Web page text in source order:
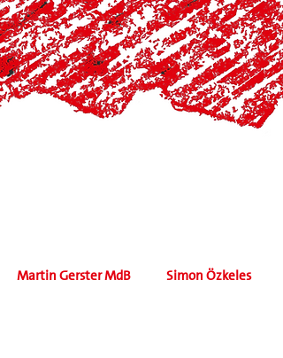
Martin Gerster MdB Simon Özkeles